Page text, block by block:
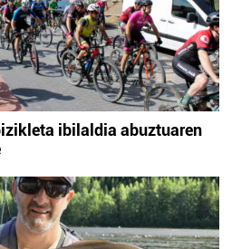
ibilaldia abuztuaren